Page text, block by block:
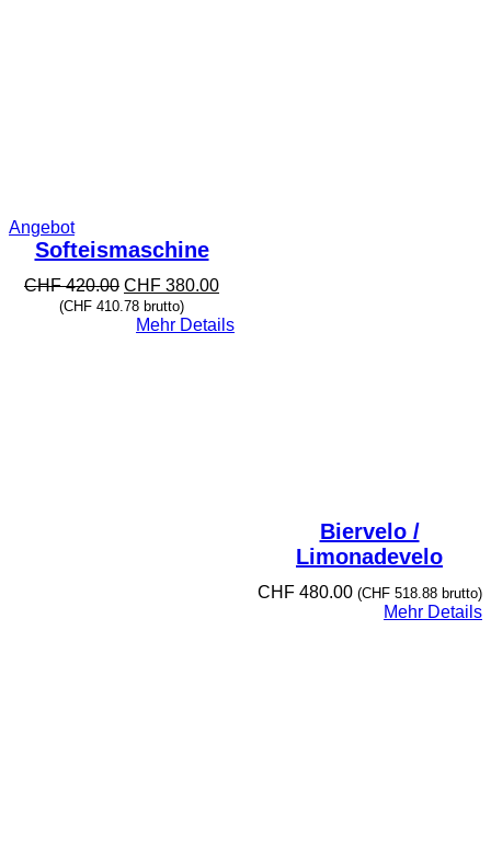
AngebotProdukt
im
Angebot
Softeismaschine
CHF420.00 Ursprünglicher
Preis
war:
CHF 380.00Aktueller
ist:
(CHF 410.78 brutto)
Mehr Details
Biervelo /
Limonadevelo
CHF480.00 (CHF518.88brutto)
Mehr Details